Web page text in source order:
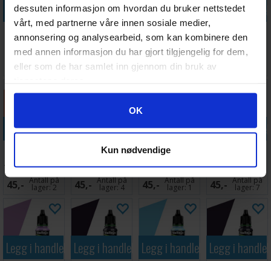
dessuten informasjon om hvordan du bruker nettstedet
vårt, med partnerne våre innen sosiale medier,
annonsering og analysearbeid, som kan kombinere den
med annen informasjon du har gjort tilgjengelig for dem,
eller som de har samlet inn gjennom din bruk av
Googles retningslinjer for personvern
OK
Kun nødvendige
Legg i handlekurven
Vallejo Game
Air Wolf Grey
45,- Antall på
lager: 6
Legg i handlekurven
Space Dust
Paint Set - For
Airbrush
321,- Antall på
lager:4
Legg i handlekurven
Vallejo Game
Air Elf Skin
Tone
45,- Antall på
lager:4
Legg i
Vallejo Game
Air Toxic
Yellow
45,-
Legg i handlekurven
Air Rosy Flesh
45,- Antall på
lager:2
Legg i handlekurven
Vallejo Game
Yellow
45,- Antall på
lager:4
Legg i handlekurven
Vallejo Game
Red
45,- Antall på
lager:1
Legg i
Air Sun Yellow
45,- Antall på
lager:7
Legg i handlekurvenLegg i handlekurvenLegg i handlekurven
Legg i